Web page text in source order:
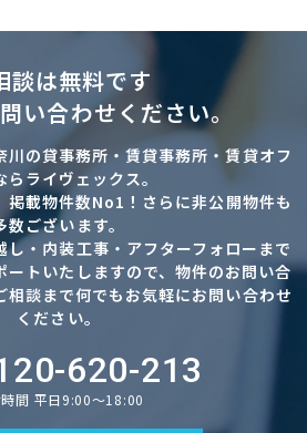
談は無料です
い合わせください。
の貸事務所・賃貸事務所・賃貸オフ
らライヴェックス。
掲載物件数No1！さらに非公開物件も
数ございます。
し・内装工事・アフターフォローまで
ートいたしますので、物件のお問い合
相談まで何でもお気軽にお問い合わせ
ください。
620-213
間 平日9:00～18:00